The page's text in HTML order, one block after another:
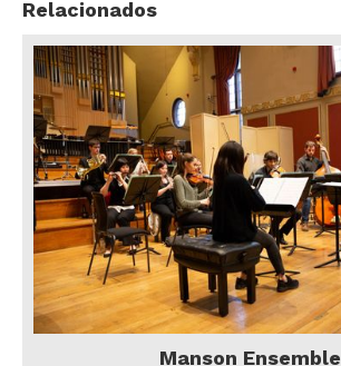
Relacionados
Manson Ensemble